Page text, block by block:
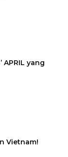
APRIL yang
Vietnam!